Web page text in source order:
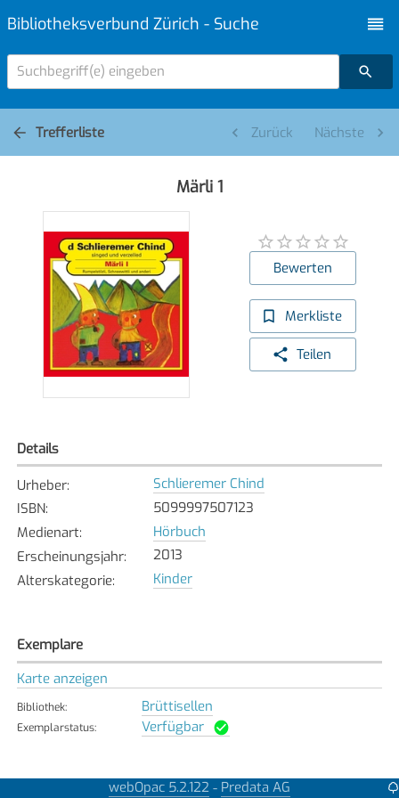
Bibliotheksverbund Zürich - Suche
Suchbegriff(e) eingeben
Trefferliste Zurück Nächste
Märli 1
Bewerten
Merkliste
Teilen
Details
Urheber:
Schlieremer Chind
ISBN:
5099997507123
Medienart:
Hörbuch
Erscheinungsjahr:
2013
Alterskategorie: Kinder
Exemplare
Karte anzeigen
Bibliothek: Brüttisellen
Exemplarstatus: Verfügbar
webOpac 5.2.122 - Predata AG